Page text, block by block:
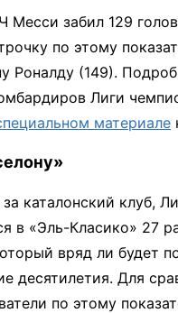
Месси забил 129
по этому
Роналду (149).
Лиги
материале
каталонский клуб,
в «Эль-Класико» 27
вряд ли будет
десятилетия. Для
по этому